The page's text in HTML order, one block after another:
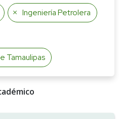
Ingeniería Petrolera
Tamaulipas